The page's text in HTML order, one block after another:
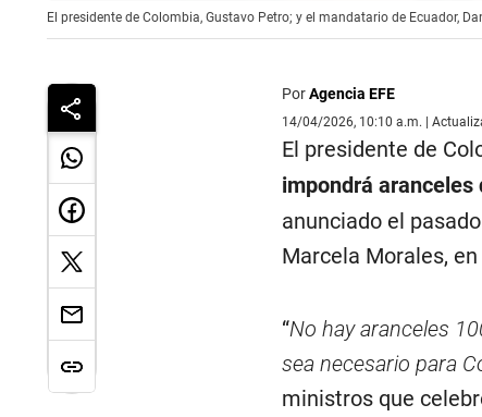
El presidente de Colombia, Gustavo Petro; y el mandatario de Ecuador,
PorAgencia EFE
14/04/2026, 10:10 a.m. |
El presidente de
impondrá aranceles
anunciado el
Marcela Morales,
“No hay aranceles
sea necesario para
ministros que